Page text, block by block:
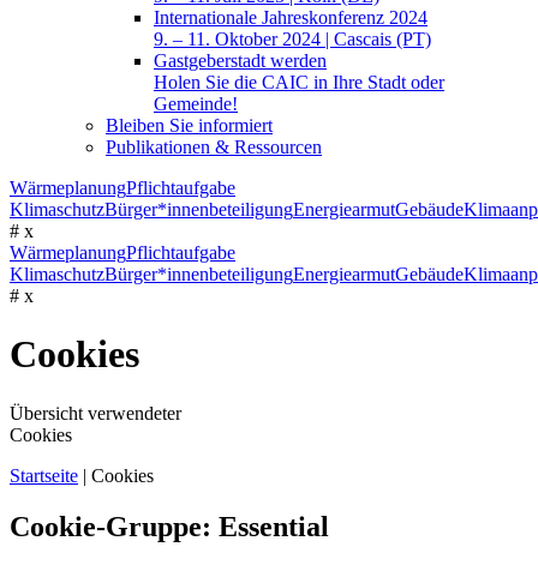
Internationale Jahreskonferenz 2024
9. – 11. Oktober 2024 | Cascais (PT)
Gastgeberstadt werden
Holen Sie die CAIC in Ihre Stadt oder
Gemeinde!
Bleiben Sie informiert
Publikationen & Ressourcen
WärmeplanungPflichtaufgabe
KlimaschutzBürger*innenbeteiligungEnergiearmutGebäude
# x
WärmeplanungPflichtaufgabe
KlimaschutzBürger*innenbeteiligungEnergiearmutGebäude
# x
Cookies
Übersicht verwendeter
Cookies
Startseite | Cookies
Cookie-Gruppe: Essential